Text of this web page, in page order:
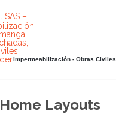
Impermeabilización - Obras Civiles
Home Layouts